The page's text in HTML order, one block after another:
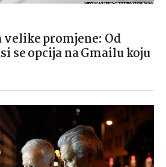
velike promjene: Od
se opcija na Gmailu koju